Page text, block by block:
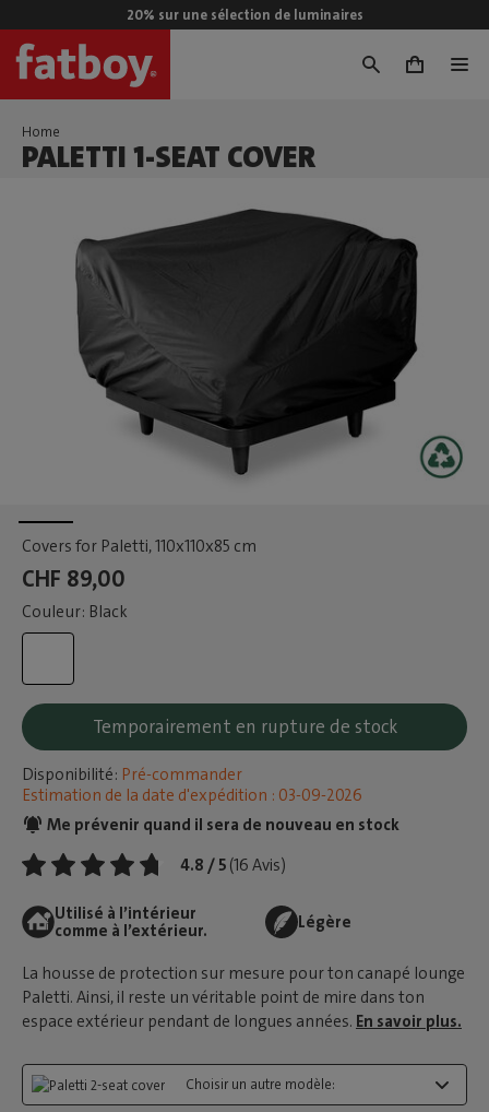
20% sur une sélection de luminaires
0
Home
PALETTI 1-SEAT COVER
Covers for Paletti, 110x110x85 cm
CHF 89,00
Couleur: Black
Temporairement en rupture de stock
Disponibilité: Pré-commander
Estimation de la date d'expédition : 03-09-2026
Me prévenir quand il sera de nouveau en stock
4.8 / 5 (16 Avis)
Utilisé à l’intérieur
comme à l’extérieur.
Légère
La housse de protection sur mesure pour ton canapé lounge
Paletti. Ainsi, il reste un véritable point de mire dans ton
espace extérieur pendant de longues années. En savoir plus.
Choisir un autre modèle: